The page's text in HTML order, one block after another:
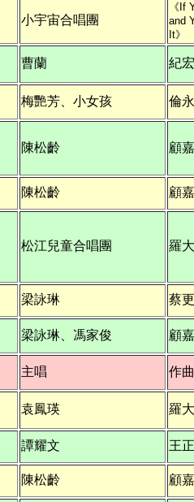
小宇宙合唱團
《If
and
It》
曹蘭 紀
梅艷芳、小女孩 倫
陳松齡 顧
陳松齡 顧
松江兒童合唱團 羅
梁詠琳 蔡
梁詠琳、馮家俊 顧
主唱 作曲
袁鳳瑛 羅
譚耀文 王
陳松齡 顧